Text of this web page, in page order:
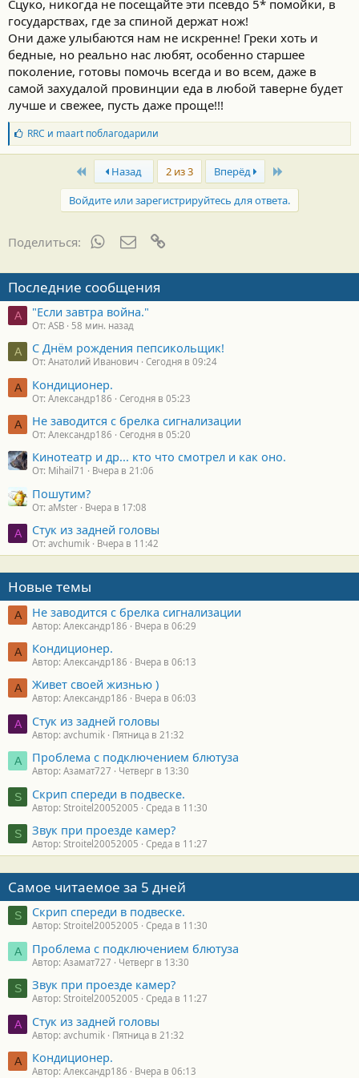
Сцуко, никогда не посещайте эти псевдо 5* помойки, в
государствах, где за спиной держат нож!
Они даже улыбаются нам не искренне! Греки хоть и
бедные, но реально нас любят, особенно старшее
поколение, готовы помочь всегда и во всем, даже в
самой захудалой провинции еда в любой таверне будет
лучше и свежее, пусть даже проще!!!
Б
л
а
о
т
и
:
RRC и maartпоблагодарили
First Назад 2 из 3 Вперёд
Войдите или зарегистрируйтесь для ответа.
Поделиться: WhatsAppЭлектронная почта
Последние сообщения
A "Если завтра война."
От: ASB 58 мин. назад
А С Днём рождения пепсикольщик!
От: Анатолий Иванович Сегодня в 09:24
А Кондиционер.
От: Александр186 Сегодня в 05:23
А Не заводится с брелка сигнализации
От: Александр186 Сегодня в 05:20
Кинотеатр и др... кто что смотрел и как оно.
От: Mihail71 Вчера в 21:06
Пошутим?
От: aMster Вчера в 17:08
A Стук из задней головы
От: avchumik Вчера в 11:42
Новые темы
А Не заводится с брелка сигнализации
Автор: Александр186 Вчера в 06:29
А Кондиционер.
Автор: Александр186 Вчера в 06:13
А Живет своей жизнью )
Автор: Александр186 Вчера в 06:03
A Стук из задней головы
Автор: avchumik Пятница в 21:32
А Проблема с подключением блютуза
Автор: Азамат727 Четверг в 13:30
S Скрип спереди в подвеске.
Автор: Stroitel20052005 Среда в 11:30
S Звук при проезде камер?
Автор: Stroitel20052005 Среда в 11:27
Самое читаемое за 5 дней
S Скрип спереди в подвеске.
Автор: Stroitel20052005 Среда в 11:30
А Проблема с подключением блютуза
Автор: Азамат727 Четверг в 13:30
S Звук при проезде камер?
Автор: Stroitel20052005 Среда в 11:27
A Стук из задней головы
Автор: avchumik Пятница в 21:32
А Кондиционер.
Автор: Александр186 Вчера в 06:13